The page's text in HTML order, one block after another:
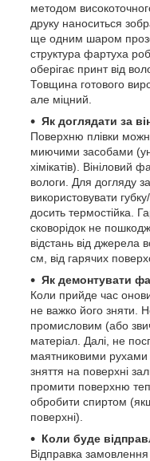
методом
друку наноситься
ще одним шаром
структура фартуха
оберігає принт від
Товщина готового
але міцний.
Як доглядати за
Поверхню плівки
миючими засобами
хімікатів). Вініловий
вологи. Для догляду
використовувати
досить термостійка.
сковорідок не
відстань від
см, від гарячих
Як демонтувати
Коли прийде час
не важко його зняти.
промисловим (або
матеріал. Далі, не
маятниковими рухами
зняття на поверхні
промити поверхню
обробити спиртом
поверхні).
Коли буде
Відправка